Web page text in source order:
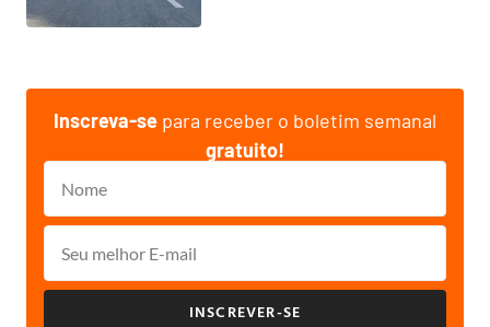
Inscreva-se para receber o boletim semanal
gratuito!
INSCREVER-SE